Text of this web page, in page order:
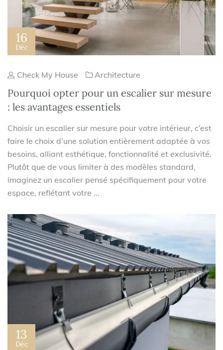
16
Déc
Check My House Architecture
Pourquoi opter pour un escalier sur mesure
: les avantages essentiels
Choisir un escalier sur mesure pour votre intérieur, c’est
faire le choix d’une solution entièrement adaptée à vos
besoins, alliant esthétique, fonctionnalité et exclusivité.
Plutôt que de vous limiter à des modèles standard,
imaginez un escalier pensé spécifiquement pour votre
espace, reflétant votre ...
13
Déc